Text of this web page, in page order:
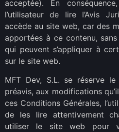
acceptée). En
l’utilisateur de lire l’Avis
accède au site web, car des
apportées à ce contenu,
qui peuvent s’appliquer à
sur le site web.
MFT Dev, S.L. se réserve
préavis, aux modifications
ces Conditions Générales,
de les lire attentivement
utiliser le site web pour